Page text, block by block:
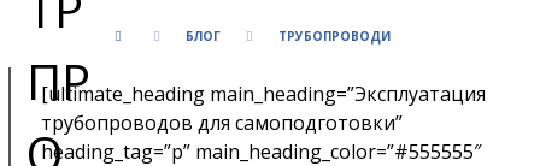
БЛОГ ТРУБОПРОВОДИ
[ultimate_heading main_heading=”Эксплуатация
трубопроводов для самоподготовки”
heading_tag=”p” main_heading_color=”#555555″